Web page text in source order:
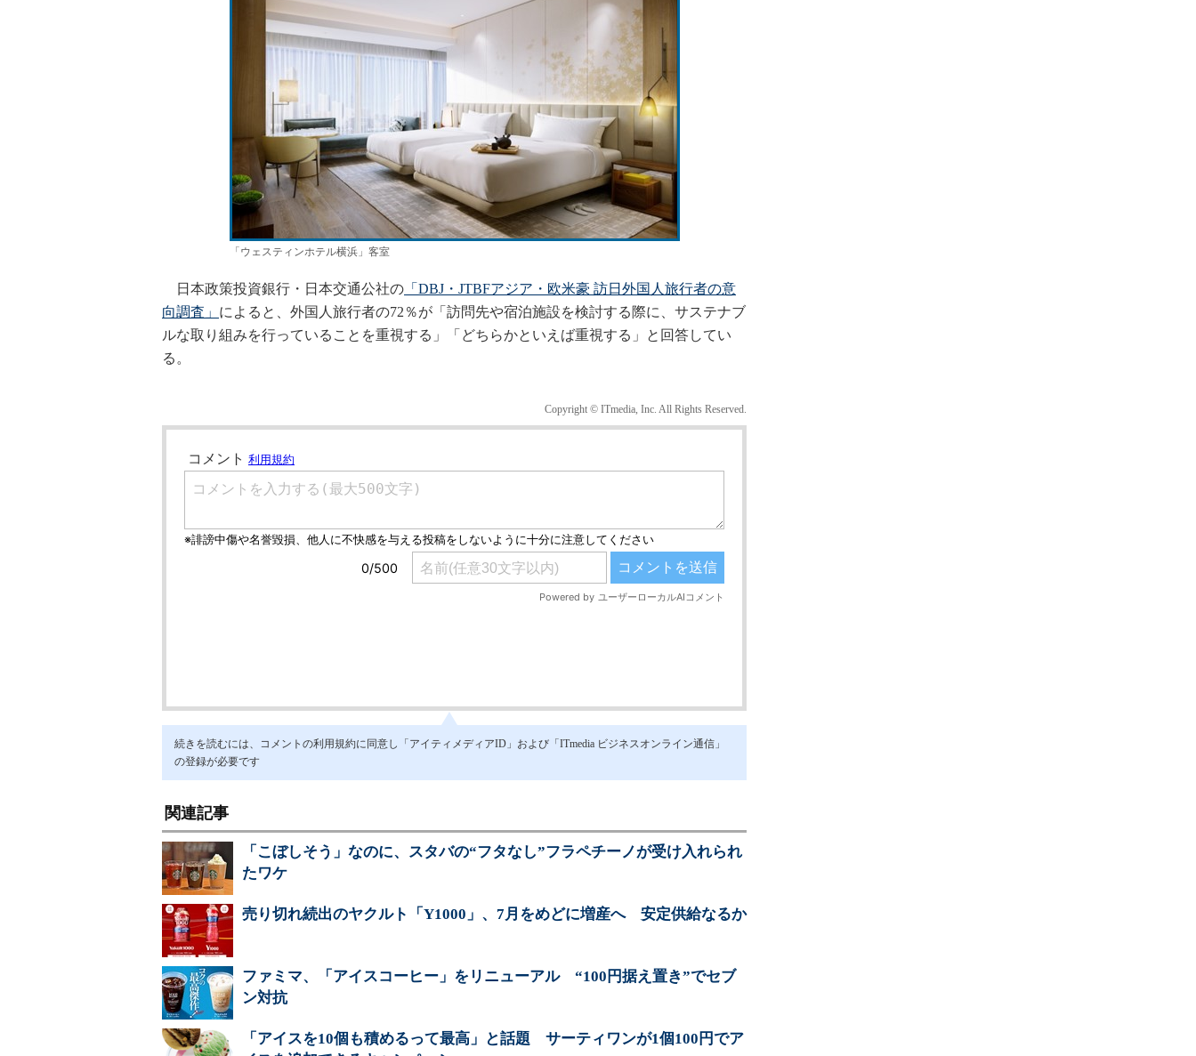
「ウェスティンホテル横浜」客室
日本政策投資銀行・日本交通公社の 「DBJ・JTBFアジア・欧米豪 訪日外国人旅行者の意
向調査」 によると、外国人旅行者の72％が「訪問先や宿泊施設を検討する際に、サステナブ
ルな取り組みを行っていることを重視する」「どちらかといえば重視する」と回答してい
る。
Copyright © ITmedia, Inc. All Rights Reserved.
続きを読むには、コメントの利用規約に同意し「アイティメディアID」および「ITmedia ビジネスオンライン通信」
の登録が必要です
関連記事
「こぼしそう」なのに、スタバの“フタなし”フラペチーノが受け入れられ
たワケ
売り切れ続出のヤクルト「Y1000」、7月をめどに増産へ 安定供給なるか
ファミマ、「アイスコーヒー」をリニューアル “100円据え置き”でセブ
ン対抗
「アイスを10個も積めるって最高」と話題 サーティワンが1個100円でア